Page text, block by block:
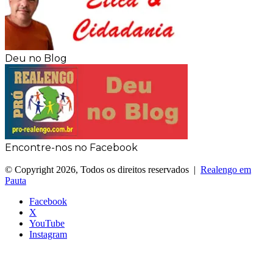
Deu no Blog
Encontre-nos no Facebook
© Copyright 2026, Todos os direitos reservados | Realengo em
Pauta
Facebook
X
YouTube
Instagram